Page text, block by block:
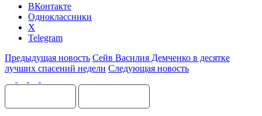
ВКонтакте
Одноклассники
X
Telegram
Предыдущая новость Сейв Василия Демченко в десятке
лучших спасений недели Следующая новость